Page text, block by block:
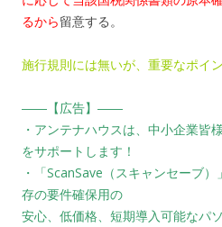
るから留意する。
施行規則には無いが、重要なポイン
――【広告】――
・アンテナハウスは、中小企業皆
をサポートします！
・「ScanSave（スキャンセーブ
存の要件確保用の
安心、低価格、短期導入可能なパ